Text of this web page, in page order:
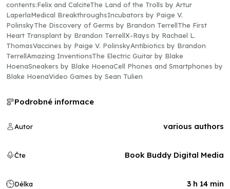
contents:Felix and CalciteThe Land of the Trolls by Artur
LaperlaMedical BreakthroughsIncubators by Paige V.
PolinskyThe Discovery of Germs by Brandon TerrellThe First
Heart Transplant by Brandon TerrellX-Rays by Rachael L.
ThomasVaccines by Paige V. PolinskyAntibiotics by Brandon
TerrellAmazing InventionsThe Electric Guitar by Blake
HoenaSneakers by Blake HoenaCell Phones and Smartphones by
Blake HoenaVideo Games by Sean Tulien
Podrobné informace
Autor various authors
Čte Book Buddy Digital Media
Délka 3 h 14 min